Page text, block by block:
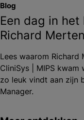
Blog
Een dag in het
Richard
Lees waarom Richard
CliniSys | MIPS kwam
zo leuk vindt aan zijn
Manager.